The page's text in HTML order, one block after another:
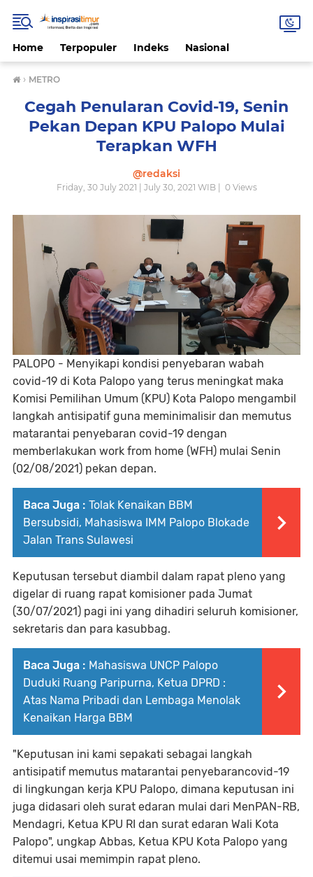
Home Terpopuler Indeks Nasional
› METRO
Cegah Penularan Covid-19, Senin
Pekan Depan KPU Palopo Mulai
Terapkan WFH
@redaksi
Friday, 30 July 2021 | July 30, 2021 WIB | 0Views
PALOPO - Menyikapi kondisi penyebaran wabah
covid-19 di Kota Palopo yang terus meningkat maka
Komisi Pemilihan Umum (KPU) Kota Palopo mengambil
langkah antisipatif guna meminimalisir dan memutus
matarantai penyebaran covid-19 dengan
memberlakukan work from home (WFH) mulai Senin
(02/08/2021) pekan depan.
Baca Juga : Tolak Kenaikan BBM
Bersubsidi, Mahasiswa IMM Palopo Blokade
Jalan Trans Sulawesi
Keputusan tersebut diambil dalam rapat pleno yang
digelar di ruang rapat komisioner pada Jumat
(30/07/2021) pagi ini yang dihadiri seluruh komisioner,
sekretaris dan para kasubbag.
Baca Juga : Mahasiswa UNCP Palopo
Duduki Ruang Paripurna, Ketua DPRD :
Atas Nama Pribadi dan Lembaga Menolak
Kenaikan Harga BBM
"Keputusan ini kami sepakati sebagai langkah
antisipatif memutus matarantai penyebarancovid-19
di lingkungan kerja KPU Palopo, dimana keputusan ini
juga didasari oleh surat edaran mulai dari MenPAN-RB,
Mendagri, Ketua KPU RI dan surat edaran Wali Kota
Palopo", ungkap Abbas, Ketua KPU Kota Palopo yang
ditemui usai memimpin rapat pleno.